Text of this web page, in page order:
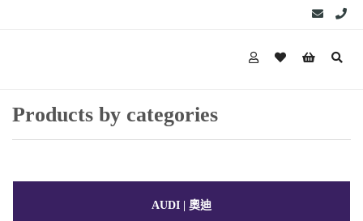
Products by categories
AUDI | 奧迪